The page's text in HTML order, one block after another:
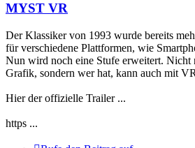
MYST VR
Der Klassiker von 1993 wurde bereits
für verschiedene Plattformen, wie
Nun wird noch eine Stufe erweitert. Nicht
Grafik, sondern wer hat, kann auch mit
Hier der offizielle Trailer ...
https ...